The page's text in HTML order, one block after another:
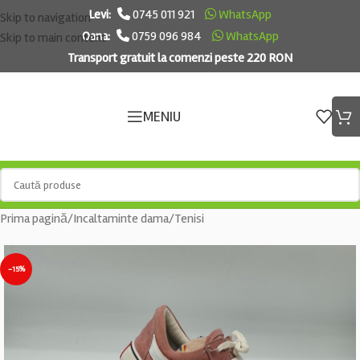
Skip to navigation
Skip to main content
Levi: 0745 011 921
WhatsApp
Oana:
0759 096 984
WhatsApp
Transport gratuit la comenzi peste 220 RON
MENIU
Prima pagină/Incaltaminte dama/Tenisi
-15%